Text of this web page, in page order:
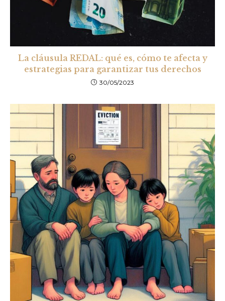
La cláusula REDAL: qué es, cómo te afecta y
estrategias para garantizar tus derechos
30/05/2023